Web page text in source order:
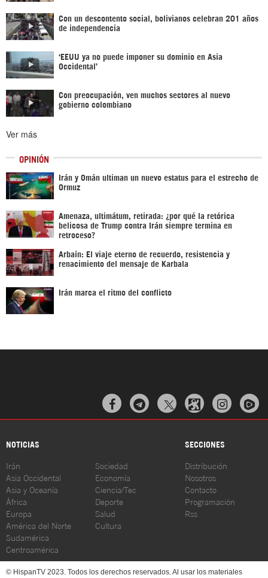
Con un descontento social, bolivianos celebran 201 años
de independencia
‘EEUU ya no puede imponer su dominio en Asia
Occidental’
Con preocupación, ven muchos sectores al nuevo
gobierno colombiano
Ver más
OPINIÓN
Irán y Omán ultiman un nuevo estatus para el estrecho de
Ormuz
Amenaza, ultimátum, retirada: ¿por qué la retórica
belicosa de Trump contra Irán siempre termina en
retroceso?
Arbaín: El viaje eterno de recuerdo, resistencia y
renacimiento del mensaje de Karbala
Irán marca el ritmo del conflicto
  
NOTICIAS SECCIONES
Irán
Asia Occidental
Asia y Oceanía
África
Europa
América del Norte
Sudamérica
Centroamérica
Sociedad
Economía
Ciencia/Tec
Deporte
Salud
Cultura
Distribución
Nosotros
Contacto
Programación
Rss
© HispanTV 2023. Todos los derechos reservados. Al usar los materiales